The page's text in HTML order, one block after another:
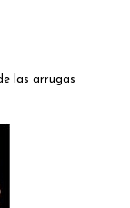
las arrugas